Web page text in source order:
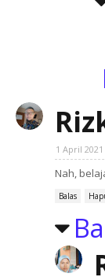
1 April
Nah,
Balas